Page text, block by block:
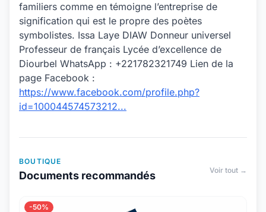
familiers comme en témoigne l’entreprise de
signification qui est le propre des poètes
symbolistes. Issa Laye DIAW Donneur universel
Professeur de français Lycée d’excellence de
Diourbel WhatsApp : +221782321749 Lien de la
page Facebook :
https://www.facebook.com/profile.php?
id=100044574573212...
BOUTIQUE
Documents recommandés Voir tout →
-50%